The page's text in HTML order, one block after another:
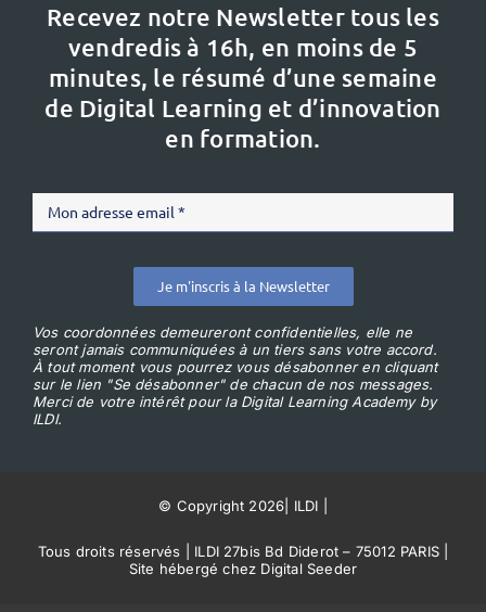
Recevez notre Newsletter tous les
vendredis à 16h, en moins de 5
minutes, le résumé d’une semaine
de Digital Learning et d’innovation
en formation.
Je m'inscris à la Newsletter
Vos coordonnées demeureront confidentielles, elle ne
seront jamais communiquées à un tiers sans votre accord.
À tout moment vous pourrez vous désabonner en cliquant
sur le lien "Se désabonner" de chacun de nos messages.
Merci de votre intérêt pour la Digital Learning Academy by
ILDI.
© Copyright 2026 ILDI
Tous droits réservés | ILDI 27bis Bd Diderot – 75012 PARIS |
Site hébergé chez Digital Seeder